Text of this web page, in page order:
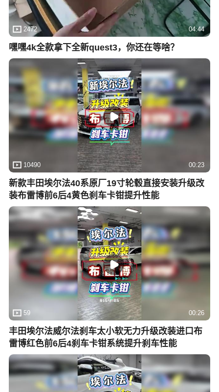
2472 04:44
嘿嘿4k全款拿下全新quest3，你还在等啥？
10490 00:23
新款丰田埃尔法40系原厂19寸轮毂直接安装升级改
装布雷博前6后4黄色刹车卡钳提升性能
59 00:26
丰田埃尔法威尔法刹车太小软无力升级改装进口布
雷博红色前6后4刹车卡钳系统提升刹车性能